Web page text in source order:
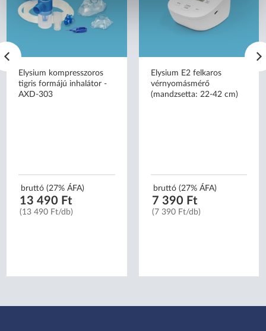
Elysium kompresszoros
tigris formájú inhalátor -
AXD-303
bruttó (27% ÁFA)
13 490 Ft
(13 490 Ft/db)
Elysium E2 felkaros
vérnyomásmérő
(mandzsetta: 22-42 cm)
bruttó (27% ÁFA)
7 390 Ft
(7 390 Ft/db)